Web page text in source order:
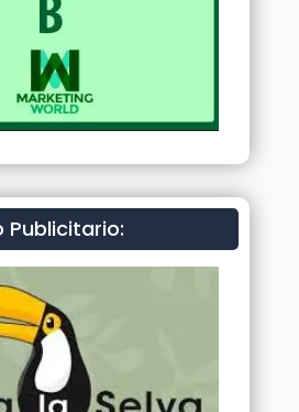
Publicitario: